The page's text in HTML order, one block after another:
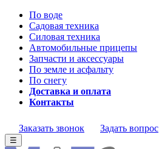
По воде
Садовая техника
Силовая техника
Автомобильные прицепы
Запчасти и аксессуары
По земле и асфальту
По снегу
Доставка и оплата
Контакты
Заказать звонок Задать вопрос
☰